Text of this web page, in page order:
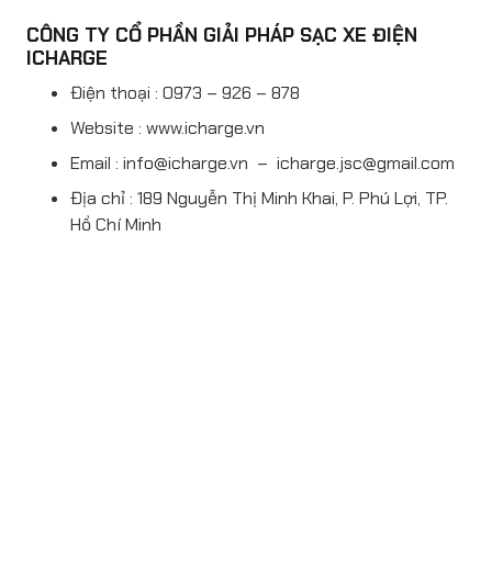
CÔNG TY CỔ PHẦN GIẢI PHÁP SẠC XE ĐIỆN
ICHARGE
Điện thoại : 0973 – 926 – 878
Website : www.icharge.vn
Email : info@icharge.vn – icharge.jsc@gmail.com
Địa chỉ : 189 Nguyễn Thị Minh Khai, P. Phú Lợi, TP.
Hồ Chí Minh